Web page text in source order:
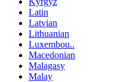
Latin
Latvian
Lithuanian
Luxembou..
Macedonian
Malagasy
Malay